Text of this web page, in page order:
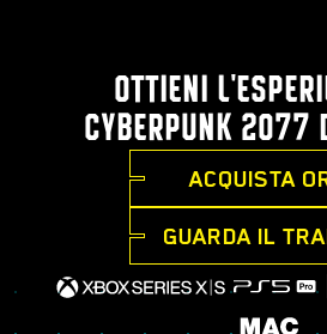
OTTIENI
CYBERPUNK 2077
ACQUISTA
GUARDA IL